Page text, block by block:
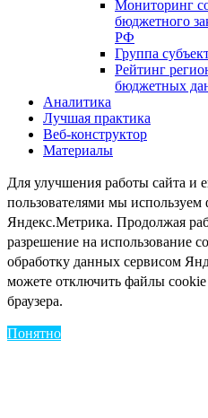
Мониторинг
бюджетного
РФ
Группа
Рейтинг
бюджетных
Аналитика
Лучшая практика
Веб-конструктор
Материалы
Для улучшения работы сайта и
пользователями мы
Яндекс.Метрика. Продолжая
разрешение на использование
обработку данных сервисом
можете отключить файлы
браузера.
Понятно